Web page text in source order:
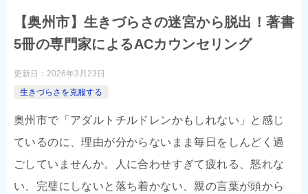
【奥州市】生きづらさの迷宮から脱出！著書
5冊の専門家によるACカウンセリング
更新日： 2026年3月23日
生きづらさを克服する
奥州市で「アダルトチルドレンかもしれない」と感じ
ているのに、理由が分からないまま毎日をしんどく過
ごしていませんか。人に合わせすぎて疲れる、怒れな
い、完璧にしないと落ち着かない、親の言葉が頭から